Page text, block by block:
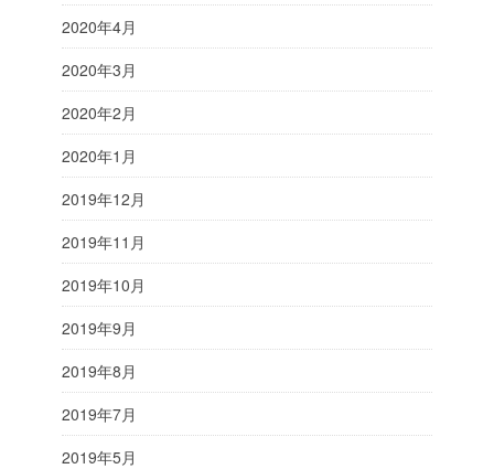
2020年4月
2020年3月
2020年2月
2020年1月
2019年12月
2019年11月
2019年10月
2019年9月
2019年8月
2019年7月
2019年5月